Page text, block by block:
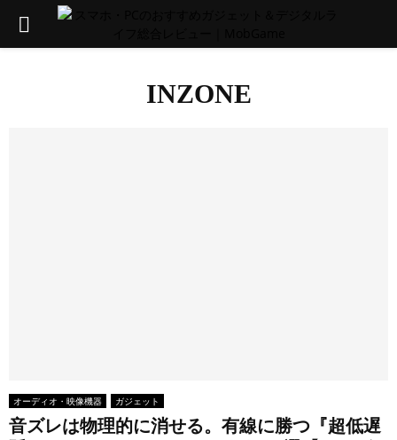
PRIMARY
INZONE
オーディオ・映像機器 ガジェット
音ズレは物理的に消せる。有線に勝つ『超低遅